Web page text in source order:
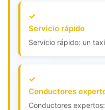
Servicio rápido
Servicio rápido: un
Conductores
Conductores